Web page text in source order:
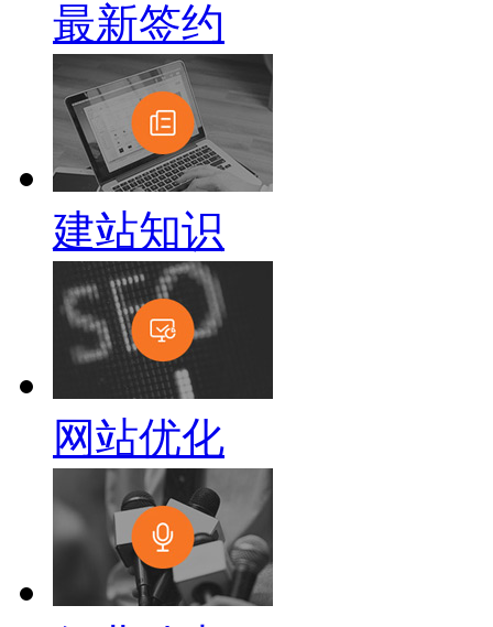
最新签约
建站知识
网站优化